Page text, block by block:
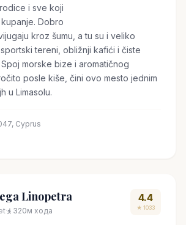
i sve koji
Dobro
kroz šumu, a tu su i veliko
tereni, obližnji kafići i čiste
morske bize i aromatičnog
posle kiše, čini ovo mesto jednim
u Limasolu.
Cyprus
Linopetra
· 320м хода
4.4
★ 1033